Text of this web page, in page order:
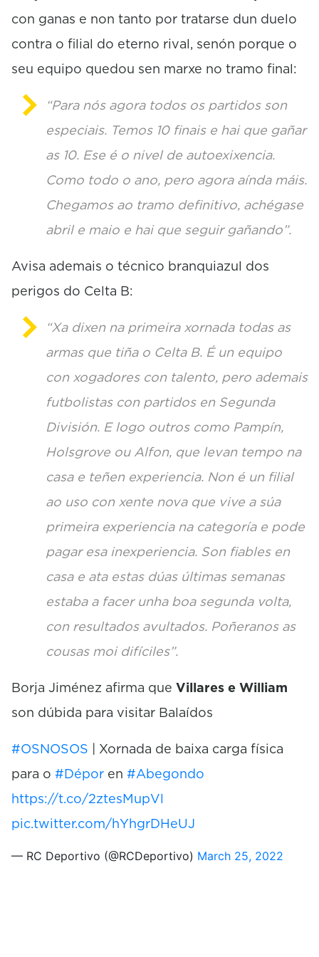
d
con ganas e non tanto por tratarse dun duelo
contra o filial do eterno rival, senón porque o
seu equipo quedou sen marxe no tramo final:
“Para nós agora todos os partidos son
especiais. Temos 10 finais e hai que gañar
as 10. Ese é o nivel de autoexixencia.
Como todo o ano, pero agora aínda máis.
Chegamos ao tramo definitivo, achégase
abril e maio e hai que seguir gañando”.
Avisa ademais o técnico branquiazul dos
perigos do Celta B:
“Xa dixen na primeira xornada todas as
armas que tiña o Celta B. É un equipo
con xogadores con talento, pero ademais
futbolistas con partidos en Segunda
División. E logo outros como Pampín,
Holsgrove ou Alfon, que levan tempo na
casa e teñen experiencia. Non é un filial
ao uso con xente nova que vive a súa
primeira experiencia na categoría e pode
pagar esa inexperiencia. Son fiables en
casa e ata estas dúas últimas semanas
estaba a facer unha boa segunda volta,
con resultados avultados. Poñeranos as
cousas moi difíciles”.
Borja Jiménez afirma que Villares e William
son dúbida para visitar Balaídos
#OSNOSOS | Xornada de baixa carga física
para o #Dépor en #Abegondo
https://t.co/2ztesMupVl
pic.twitter.com/hYhgrDHeUJ
— RC Deportivo (@RCDeportivo) March 25, 2022